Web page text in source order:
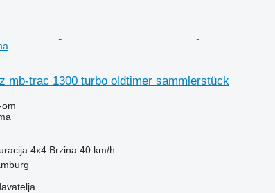
mb-trac 1300 turbo oldtimer sammlerstück
om
4x4 Brzina 40 km/h